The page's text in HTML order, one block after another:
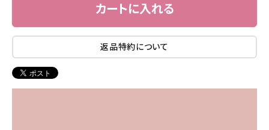
カートに入れる
返品特約について